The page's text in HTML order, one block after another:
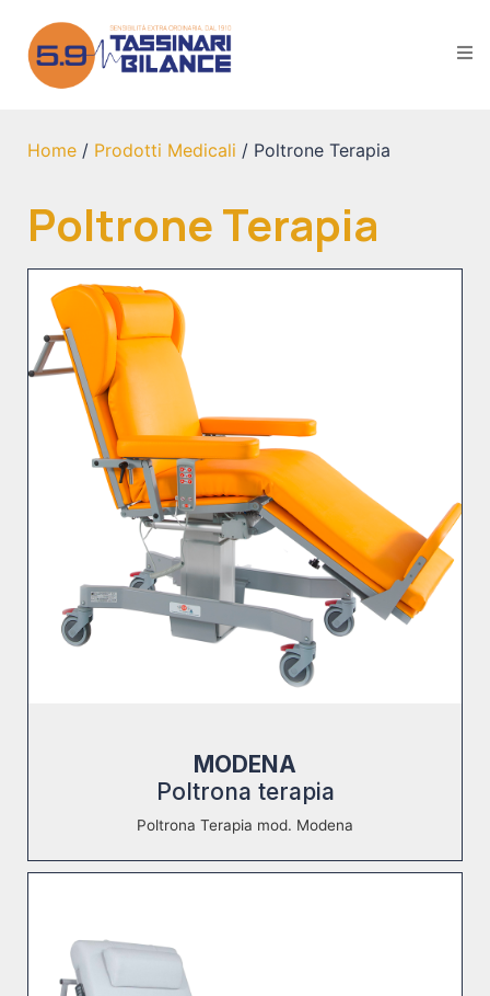
Home / Prodotti Medicali / Poltrone Terapia
Poltrone Terapia
MODENA
Poltrona terapia
Poltrona Terapia mod. Modena